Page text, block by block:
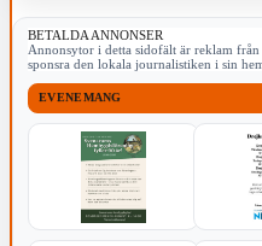
BETALDA ANNONSER
Annonsytor i detta sidofält är reklam
sponsra den lokala journalistiken i sin
EVENEMANG